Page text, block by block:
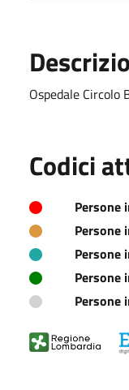
Ospedale Circolo
Codici
Persone
Persone
Persone
Persone
Persone